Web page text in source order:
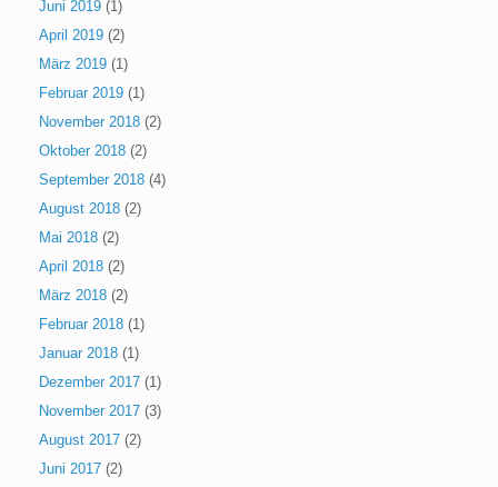
Juni 2019 (1)
April 2019 (2)
März 2019 (1)
Februar 2019 (1)
November 2018 (2)
Oktober 2018 (2)
September 2018 (4)
August 2018 (2)
Mai 2018 (2)
April 2018 (2)
März 2018 (2)
Februar 2018 (1)
Januar 2018 (1)
Dezember 2017 (1)
November 2017 (3)
August 2017 (2)
Juni 2017 (2)